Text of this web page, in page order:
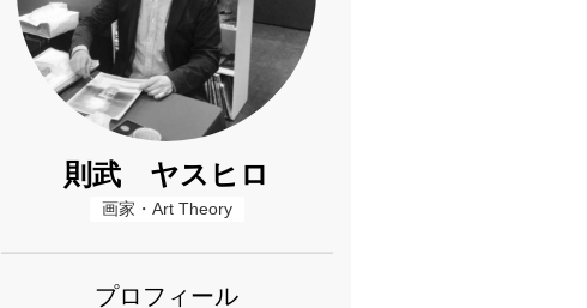
則武 ヤスヒロ
画家・Art Theory
プロフィール